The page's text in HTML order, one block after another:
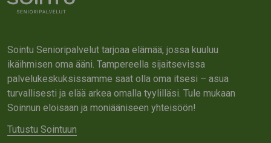
Sointu Senioripalvelut tarjoaa elämää, jossa kuuluu
ikäihmisen oma ääni. Tampereella sijaitsevissa
palvelukeskuksissamme saat olla oma itsesi – asua
turvallisesti ja elää arkea omalla tyylilläsi. Tule mukaan
Soinnun eloisaan ja moniääniseen yhteisöön!
Tutustu Sointuun